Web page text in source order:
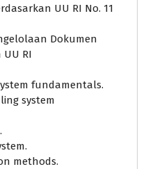
UU RI No. 11
Dokumen
RI
fundamentals.
system
methods.